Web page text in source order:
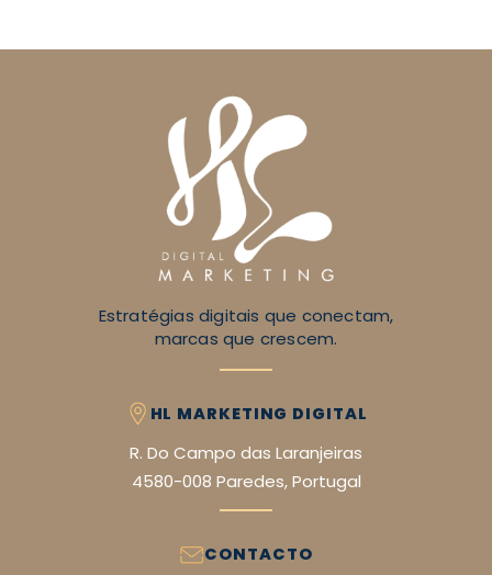
Estratégias digitais que conectam,
marcas que crescem.
HL MARKETING DIGITAL
R. Do Campo das Laranjeiras
4580-008 Paredes, Portugal
CONTACTO